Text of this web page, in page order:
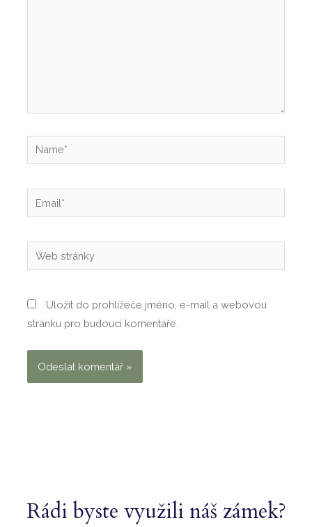
Name*
Email*
Web
stránky
Uložit do prohlížeče jméno, e-mail a webovou
stránku pro budoucí komentáře.
Rádi byste využili náš zámek?